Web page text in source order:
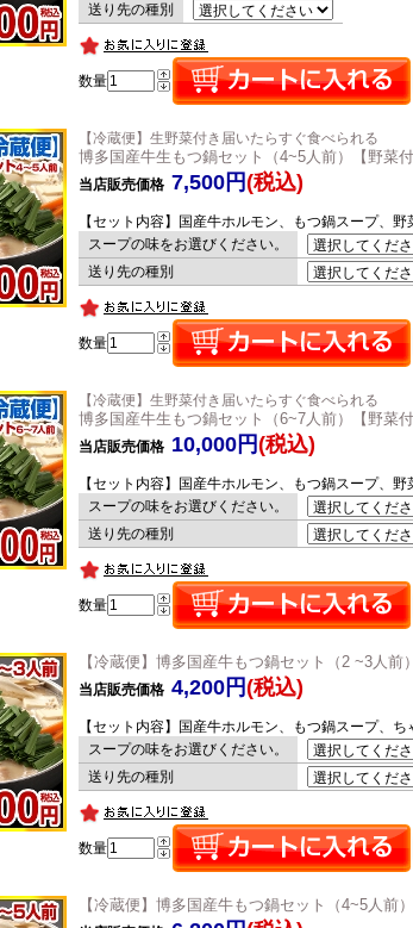
送り先の種別
数量
【冷蔵便】生野菜付き届いたらすぐ食べられる
博多国産牛生もつ鍋セット（4~5人前）【野菜付
当店販売価格 7,500円(税込)
【セット内容】国産牛ホルモン、もつ鍋スープ、
スープの味をお選びください。
送り先の種別
数量
【冷蔵便】生野菜付き届いたらすぐ食べられる
博多国産牛生もつ鍋セット（6~7人前）【野菜付
当店販売価格 10,000円(税込)
【セット内容】国産牛ホルモン、もつ鍋スープ、
スープの味をお選びください。
送り先の種別
数量
【冷蔵便】博多国産牛もつ鍋セット（2 ~3人前
当店販売価格 4,200円(税込)
【セット内容】国産牛ホルモン、もつ鍋スープ、ち
スープの味をお選びください。
送り先の種別
数量
【冷蔵便】博多国産牛もつ鍋セット（4~5人前